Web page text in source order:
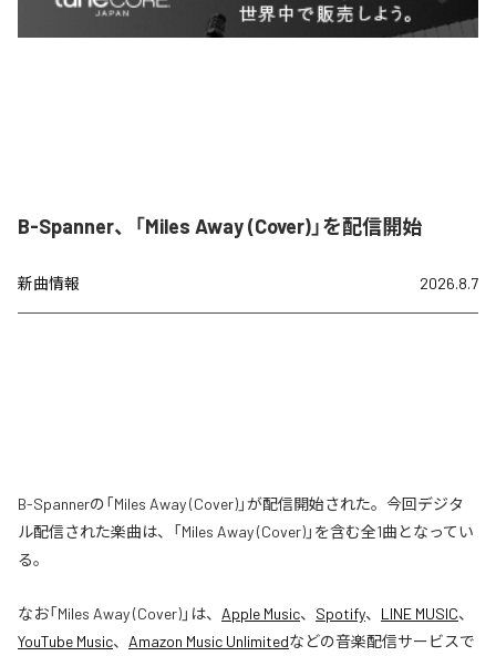
B-Spanner、「Miles Away (Cover)」を配信開始
新曲情報 2026.8.7
B-Spannerの「Miles Away (Cover)」が配信開始された。今回デジタ
ル配信された楽曲は、「Miles Away (Cover)」を含む全1曲となってい
る。
なお「Miles Away (Cover)」は、 Apple Music、 Spotify、 LINE MUSIC、
YouTube Music、 Amazon Music Unlimitedなどの音楽配信サービスで